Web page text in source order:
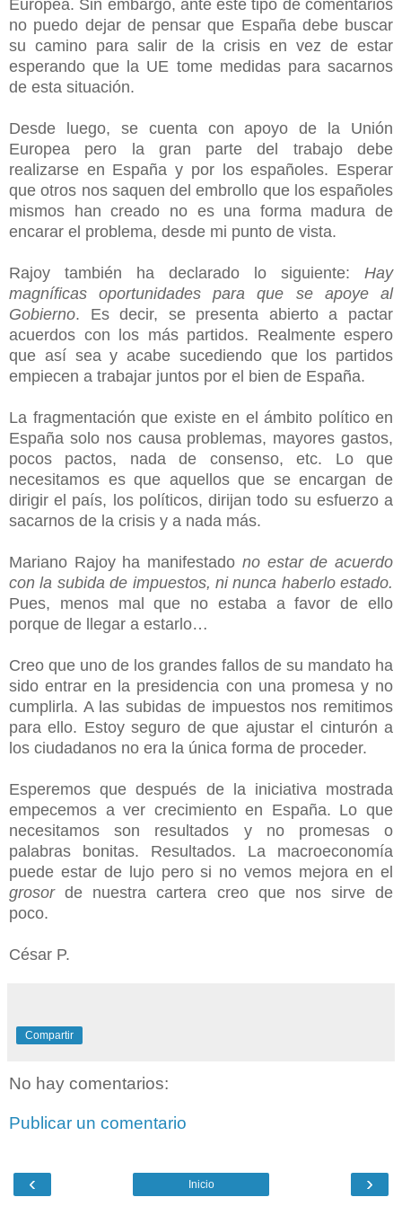
Europea. Sin embargo, ante este tipo de comentarios
no puedo dejar de pensar que España debe buscar
su camino para salir de la crisis en vez de estar
esperando que la UE tome medidas para sacarnos
de esta situación.
Desde luego, se cuenta con apoyo de la Unión
Europea pero la gran parte del trabajo debe
realizarse en España y por los españoles. Esperar
que otros nos saquen del embrollo que los españoles
mismos han creado no es una forma madura de
encarar el problema, desde mi punto de vista.
Rajoy también ha declarado lo siguiente: Hay
magníficas oportunidades para que se apoye al
Gobierno. Es decir, se presenta abierto a pactar
acuerdos con los más partidos. Realmente espero
que así sea y acabe sucediendo que los partidos
empiecen a trabajar juntos por el bien de España.
La fragmentación que existe en el ámbito político en
España solo nos causa problemas, mayores gastos,
pocos pactos, nada de consenso, etc. Lo que
necesitamos es que aquellos que se encargan de
dirigir el país, los políticos, dirijan todo su esfuerzo a
sacarnos de la crisis y a nada más.
Mariano Rajoy ha manifestado no estar de acuerdo
con la subida de impuestos, ni nunca haberlo estado.
Pues, menos mal que no estaba a favor de ello
porque de llegar a estarlo…
Creo que uno de los grandes fallos de su mandato ha
sido entrar en la presidencia con una promesa y no
cumplirla. A las subidas de impuestos nos remitimos
para ello. Estoy seguro de que ajustar el cinturón a
los ciudadanos no era la única forma de proceder.
Esperemos que después de la iniciativa mostrada
empecemos a ver crecimiento en España. Lo que
necesitamos son resultados y no promesas o
palabras bonitas. Resultados. La macroeconomía
puede estar de lujo pero si no vemos mejora en el
grosorde nuestra cartera creo que nos sirve de
poco.
César P.
Compartir
No hay comentarios:
Publicar un comentario
‹ ›
Inicio